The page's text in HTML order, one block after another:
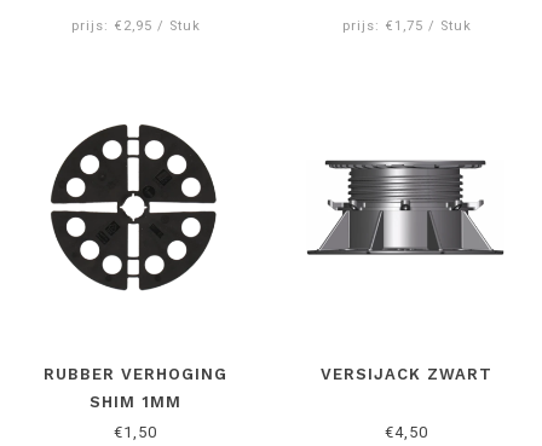
prijs: €2,95 / Stuk prijs: €1,75 / Stuk
RUBBER VERHOGING
SHIM 1MM
€1,50
VERSIJACK ZWART
€4,50